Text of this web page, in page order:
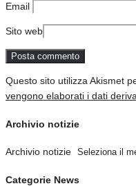
Email
Sito web
Questo sito utilizza Akismet
vengono elaborati i dati
Archivio notizie
Archivio notizie
Categorie News